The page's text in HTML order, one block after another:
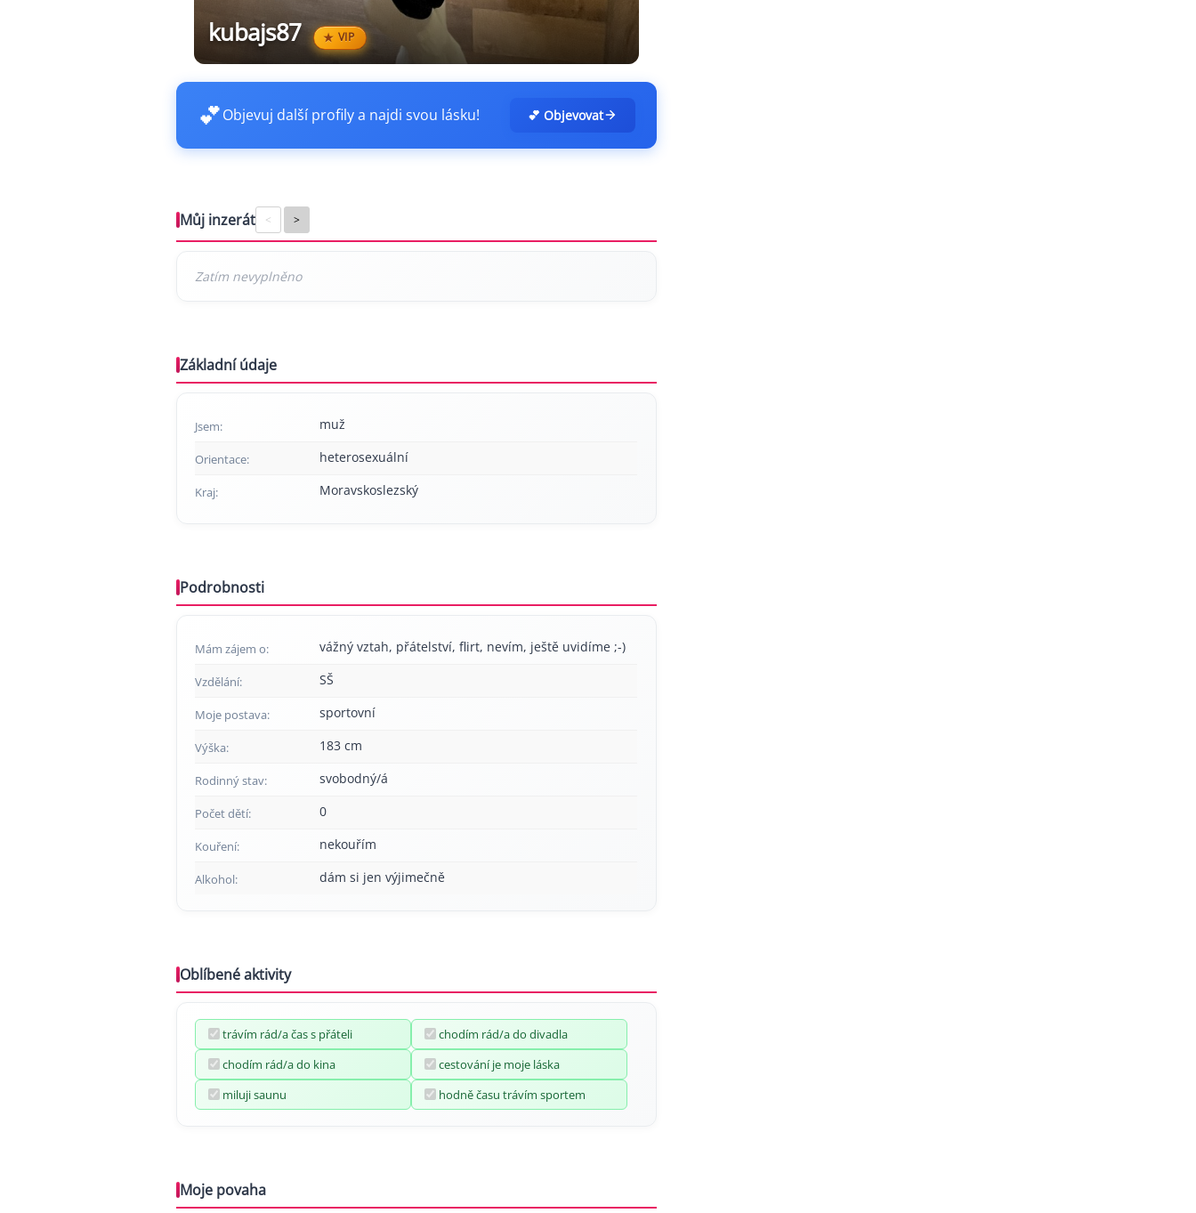
kubajs87 VIP
💕Objevuj další profily a najdi svou lásku! 💕 Objevovat
Můj inzerát < >
Základní údaje
Jsem: muž
Orientace: heterosexuální
Kraj: Moravskoslezský
Podrobnosti
Mám zájem o: vážný vztah, přátelství, flirt, nevím, ještě uvidíme ;-)
Vzdělání: SŠ
Moje postava: sportovní
Výška: 183 cm
Rodinný stav: svobodný/á
Počet dětí: 0
Kouření: nekouřím
Alkohol: dám si jen výjimečně
Oblíbené aktivity
trávím rád/a čas s přáteli
chodím rád/a do divadla
chodím rád/a do kina
cestování je moje láska
miluji saunu
hodně času trávím sportem
Moje povaha